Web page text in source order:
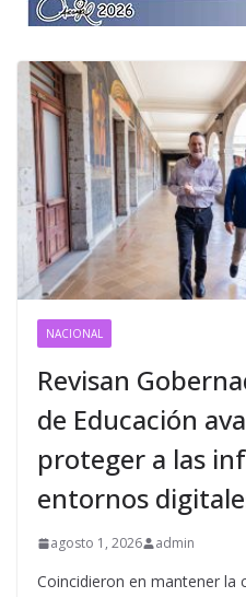
NACIONAL
Revisan
de Educación
proteger a las
entornos
agosto 1, 2026 admin
Coincidieron en mantener la